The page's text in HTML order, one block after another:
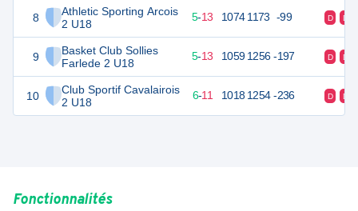
8
Athletic Sporting Arcois
2 U18
9
Basket Club Sollies
Farlede 2 U18
10
Club Sportif Cavalairois
2 U18
23 18 5-13 1074 1173 -99 D D
23 5-13 1059 1256 -197 D D
23 18 6-11 1018 1254 -236 D D
Fonctionnalités